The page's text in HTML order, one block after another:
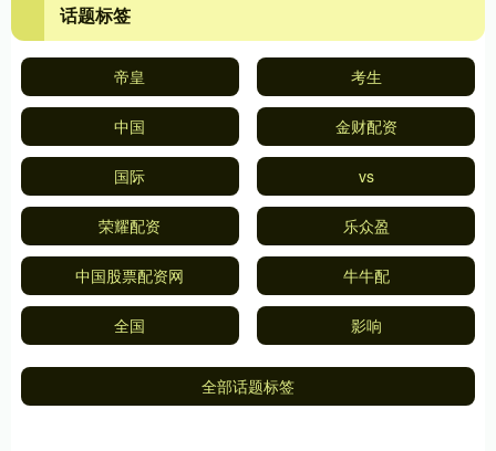
话题标签
帝皇 考生
中国 金财配资
国际 vs
荣耀配资 乐众盈
中国股票配资网 牛牛配
全国 影响
全部话题标签